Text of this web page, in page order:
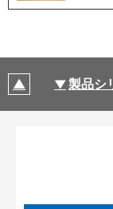
製品シ